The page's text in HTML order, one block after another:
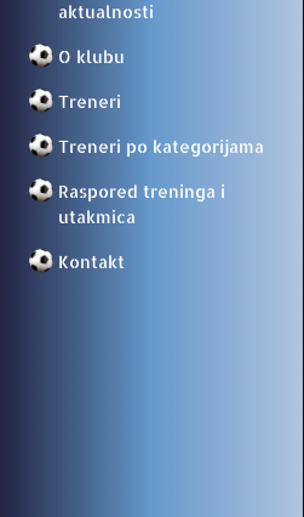
aktualnosti
O klubu
Treneri
Treneri po kategorijama
Raspored treninga i
utakmica
Kontakt